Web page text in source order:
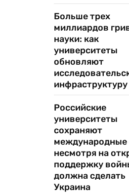
Больше трех
миллиардов
науки: как
университеты
обновляют
инфраструктуру
Российские
университеты
сохраняют
международные
несмотря на
поддержку
должна сделать
Украина